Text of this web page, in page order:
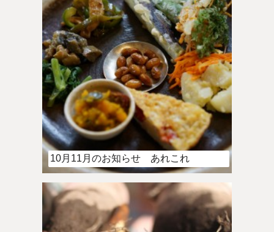
10月11月のお知らせ あれこれ